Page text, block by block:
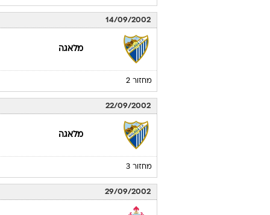
14/09/2002
מלאגה
מחזור 2
22/09/2002
מלאגה
מחזור 3
29/09/2002